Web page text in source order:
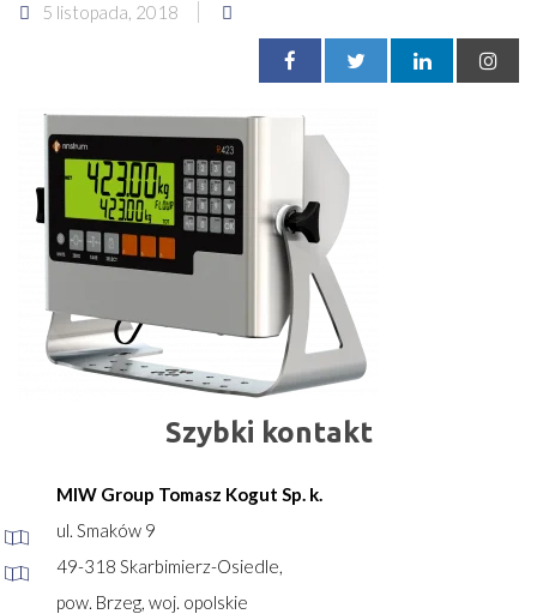
5 listopada, 2018
Szybki kontakt
MIW Group Tomasz Kogut Sp. k.
ul. Smaków 9
49-318 Skarbimierz-Osiedle,
pow. Brzeg, woj. opolskie